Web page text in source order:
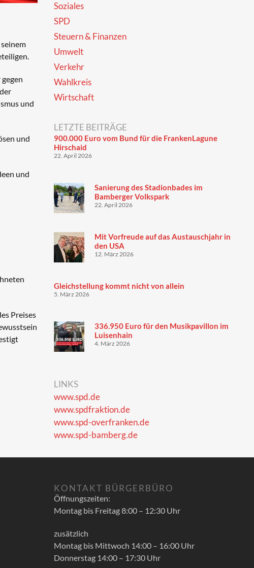
und
und
und
Preises
Soziales
SPD
Steuern & Finanzen
Umwelt
Verkehr
Wahlkreis
Wirtschaft
LETZTE BEITRÄGE
900.000 Euro vom Bund für die FrankenLagune
Hirschaid
22. April 2026
Sanierung des Stadionbades im
Bamberger Volkspark
22. April 2026
Mit Vorfreude auf das Austauschjahr in
den USA
12. März 2026
Gleichstellung kommt nicht von allein
5. März 2026
336.950 Euro für den Musikpavillon im
Luisenhain
4. März 2026
LINKS
www.spd.de
www.spdfraktion.de
www.spd-overfranken.de
www.spd-bamberg.de
KONTAKT BÜRGERBÜRO
Öffnungszeiten:
Montag bis Freitag 8:00 – 12:30 Uhr
zusätzlich
Montag bis Mittwoch 14:00 – 16:00 Uhr
Donnerstag 14:00 – 17:30 Uhr